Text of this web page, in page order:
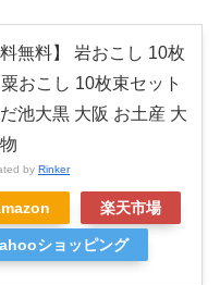
料無料】 岩おこし 10枚
おこし 10枚束セット
池大黒 大阪 お土産 大
by Rinker
楽天市場
ショッピング